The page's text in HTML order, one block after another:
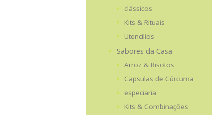
clássicos
Kits & Rituais
Utencilios
Sabores da Casa
Arroz & Risotos
Capsulas de Cúrcuma
especiaria
Kits & Combinações